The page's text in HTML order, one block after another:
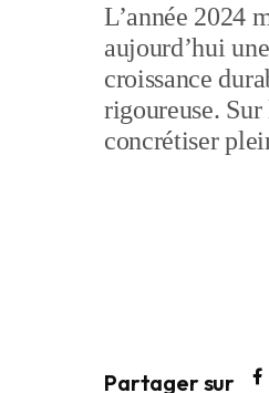
L’année 2024
aujourd’hui
croissance
rigoureuse.
concrétiser
Partager sur